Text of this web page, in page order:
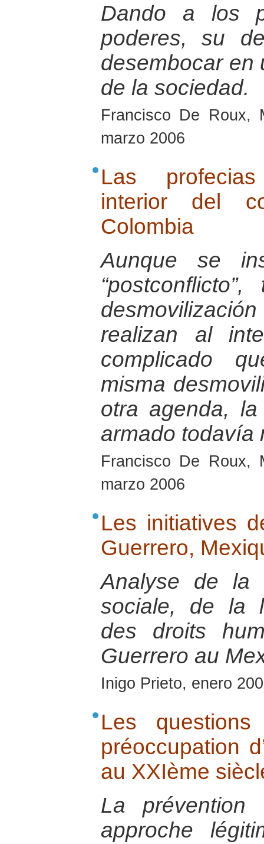
Dando a los
poderes, su
desembocar en
de la sociedad.
Francisco De Roux,
marzo 2006
Las
interior del
Colombia
Aunque se
realizan al
complicado
misma
otra agenda,
armado todavía
Francisco De Roux,
marzo 2006
Les initiatives
Guerrero,
Analyse de la
sociale, de la
des droits
Guerrero au
Inigo Prieto, enero
Les
préoccupation
au XXIème
La prévention
approche